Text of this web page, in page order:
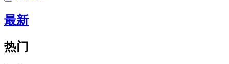
最新
热门